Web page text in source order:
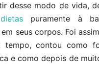
desse modo de vida,
dietaspuramente à
seus corpos. Foi
tempo, contou como
e como depois de